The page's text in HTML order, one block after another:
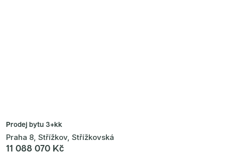
Prodej bytu 3+kk
Praha 8, Střížkov, Střížkovská
11 088 070 Kč